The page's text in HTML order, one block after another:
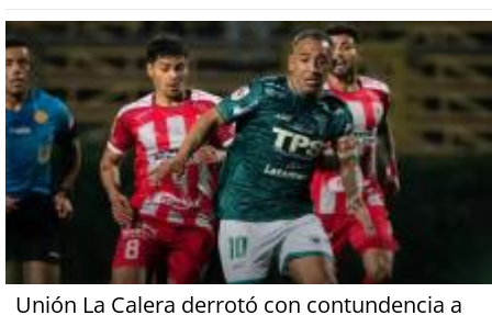
Unión La Calera derrotó con contundencia a